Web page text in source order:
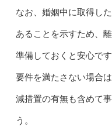
なお、婚姻中に取得し
あることを示すため、
準備しておくと安心です
要件を満たさない場合
減措置の有無も含めて
う。